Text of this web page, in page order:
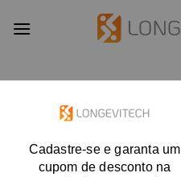
Cadastre-se e garanta um
cupom de desconto na